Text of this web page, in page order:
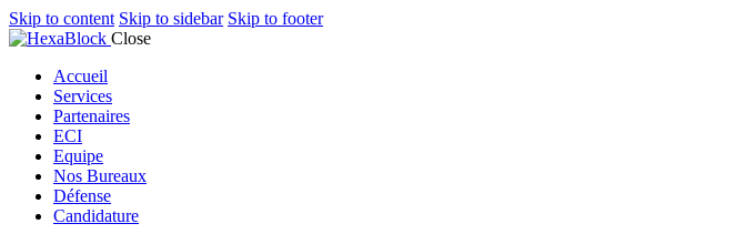
Skip to content Skip to sidebar Skip to footer
Close
Accueil
Services
Partenaires
ECI
Equipe
Nos Bureaux
Défense
Candidature